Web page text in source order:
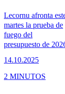
Lecornu afronta
martes la prueba de
fuego del
presupuesto de
14.10.2025
2 MINUTOS